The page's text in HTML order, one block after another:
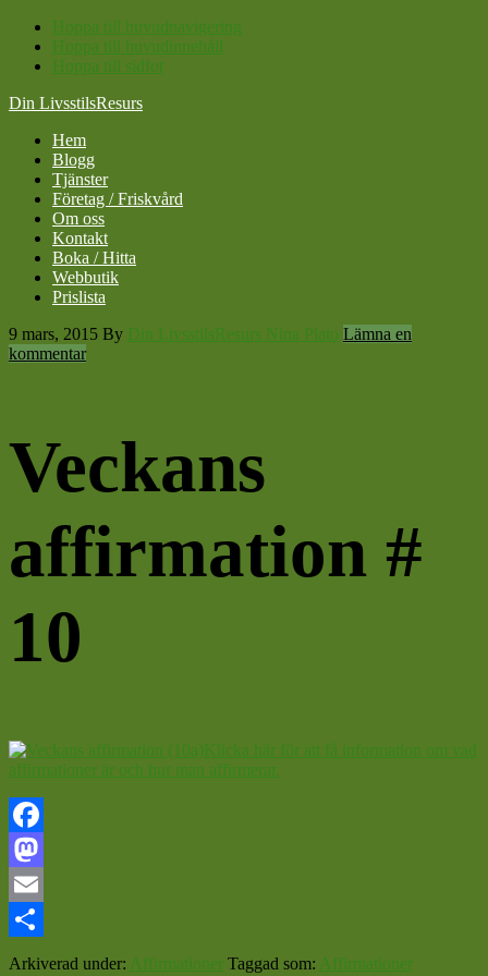
Hoppa till huvudnavigering
Hoppa till huvudinnehåll
Hoppa till sidfot
Din LivsstilsResurs
Hem
Blogg
Tjänster
Företag / Friskvård
Om oss
Kontakt
Boka / Hitta
Webbutik
Prislista
9 mars, 2015 By Din LivsstilsResurs Nina Plato Lämna en
kommentar
Veckans
affirmation #
10
Klicka här för att få information om vad
affirmationer är och hur man affirmerar.
Facebook
Mastodon
Email
Dela
Arkiverad under: Affirmationer Taggad som: Affirmationer